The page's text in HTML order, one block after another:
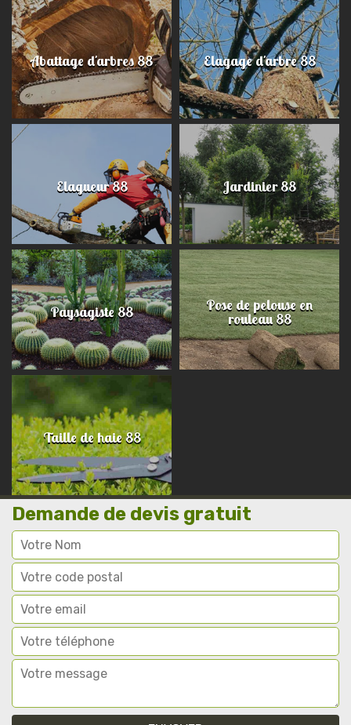
Abattage d'arbres 88 Elagage d'arbre 88
Elagueur 88 Jardinier 88
Paysagiste 88 Pose de pelouse en
rouleau 88
Taille de haie 88
Demande de devis gratuit